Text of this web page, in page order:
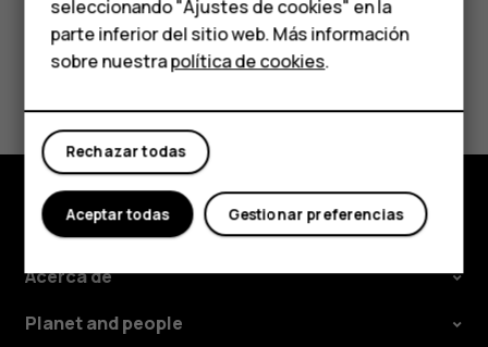
HMD Terra M
Comprar
Mi cuenta
¿Te ha parecido útil?
Sí No
Comprar
Acerca de
Planet and people
seleccionando "Ajustes de cookies" en la
parte inferior del sitio web. Más información
sobre nuestrapolítica de cookies.
Rechazar todas
Gestionar preferencias
Aceptar todas